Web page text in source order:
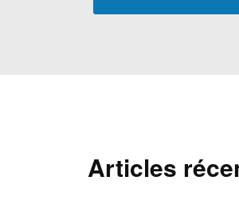
Articles